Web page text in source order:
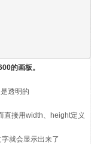
的画板。
透明的
直接用width、height定义
就会显示出来了